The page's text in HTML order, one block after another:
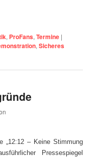
, ProFans,Termine |
,Sicheres
„12:12 – Keine Stimmung
Pressespiegel